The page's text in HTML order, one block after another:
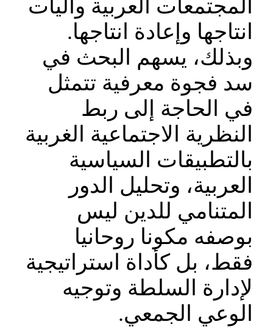
المجتمعات العربية وآليات
انتاجها وإعادة انتاجها.
وبذلك، يسهم البحث في
سد فجوة معرفية تتمثل
في الحاجة إلى ربط
النظرية الاجتماعية الغربية
بالتطبيقات السياسية
العربية، وتحليل الدور
المتنامي للدين ليس
بوصفه مكونا روحانيا
فقط، بل كأداة استراتيجية
لإدارة السلطة وتوجيه
الوعي الجمعي.